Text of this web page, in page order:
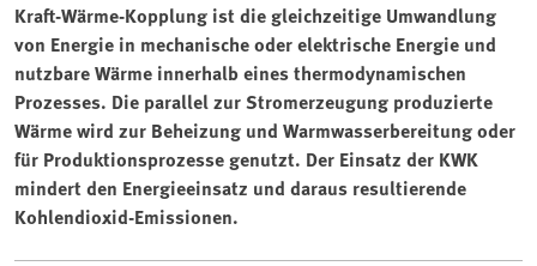
Kraft-Wärme-Kopplung ist die gleichzeitige Umwandlung
von Energie in mechanische oder elektrische Energie und
nutzbare Wärme innerhalb eines thermodynamischen
Prozesses. Die parallel zur Stromerzeugung produzierte
Wärme wird zur Beheizung und Warmwasserbereitung oder
für Produktionsprozesse genutzt. Der Einsatz der KWK
mindert den Energieeinsatz und daraus resultierende
Kohlendioxid-Emissionen.